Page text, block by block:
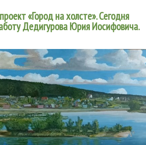
«Город на холсте». Сегодня
Дедигурова Юрия Иосифовича.